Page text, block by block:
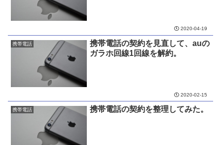
2020-04-19
携帯電話
携帯電話の契約を見直して、auの
ガラホ回線1回線を解約。
2020-02-15
携帯電話 携帯電話の契約を整理してみた。